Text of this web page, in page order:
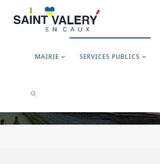
MAIRIE SERVICES PUBLICS